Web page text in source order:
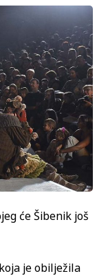
će Šibenik još
je obilježila